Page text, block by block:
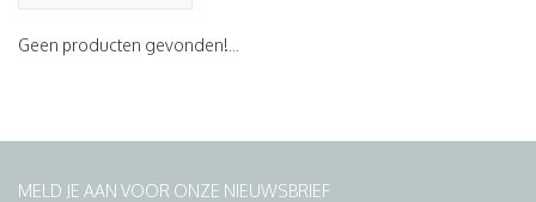
Geen producten gevonden!...
MELD JE AAN VOOR ONZE NIEUWSBRIEF